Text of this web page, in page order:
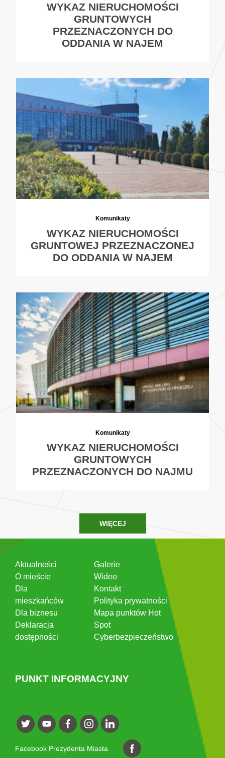
WYKAZ NIERUCHOMOŚCI
GRUNTOWYCH
PRZEZNACZONYCH DO
ODDANIA W NAJEM
Komunikaty
WYKAZ NIERUCHOMOŚCI
GRUNTOWEJ PRZEZNACZONEJ
DO ODDANIA W NAJEM
Komunikaty
WYKAZ NIERUCHOMOŚCI
GRUNTOWYCH
PRZEZNACZONYCH DO NAJMU
WIĘCEJ
Aktualności
O mieście
Dla
mieszkańców
Dla biznesu
Deklaracja
dostępności
Galerie
Wideo
Kontakt
Polityka prywatności
Mapa punktów Hot
Spot
Cyberbezpieczeństwo
PUNKT INFORMACYJNY
Facebook Prezydenta Miasta